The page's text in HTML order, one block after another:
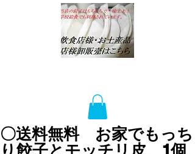
〇送料無料 お家でもっち
り餃子とモッチリ皮 1個